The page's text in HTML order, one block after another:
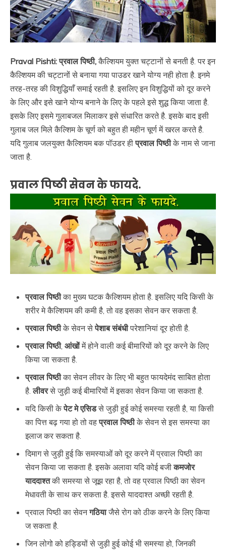
Praval Pishti: प्रवाल पिष्ठी,कैल्शियम युक्त चट्टानों से बनती है. पर इन
कैल्शियम की चट्टानों से बनाया गया पाउडर खाने योग्य नही होता है. इनमे
तरह-तरह की विशुद्धियाँ समाई रहती है. इसलिए इन विशुद्धियों को दूर करने
के लिए और इसे खाने योग्य बनाने के लिए के पहले इसे शुद्ध किया जाता है.
इसके लिए इसमे गुलाबजल मिलाकर इसे संधारित करते है. इसके बाद इसी
गुलाब जल मिले कैल्शिम के चूर्ण को बहुत ही महीन चूर्ण में खरल करते है.
यदि गुलाब जलयुक्त कैल्शियम बक पॉउडर हीप्रवाल पिष्ठीके नाम से जाना
जाता है.
प्रवाल पिष्ठी सेवन के फायदे.
प्रवाल पिष्ठीका मुख्य घटक कैल्शियम होता है. इसलिए यदि किसी के
शरीर मे कैल्शियम की कमी है, तो वह इसका सेवन कर सकता है.
प्रवाल पिष्ठीके सेवन सेपेशाब संबंधीपरेशानियां दूर होती है.
प्रवाल पिष्ठी, आंखोंमें होने वाली कई बीमारियों को दूर करने के लिए
किया जा सकता है.
प्रवाल पिष्ठीका सेवन लीवर के लिए भी बहुत फायदेमंद साबित होता
है.लीवरसे जुड़ी कई बीमारियों में इसका सेवन किया जा सकता है.
यदि किसी केपेट मे एसिडसे जुड़ी हुई कोई समस्या रहती है, या किसी
का पित्त बढ़ गया हो तो वहप्रवाल पिष्ठीके सेवन से इस समस्या का
इलाज कर सकता है.
दिमाग से जुड़ी हुई कि समस्याओं को दूर करने में प्रवाल पिष्ठी का
सेवन किया जा सकता है. इसके अलावा यदि कोई बजीकमजोर
याददाश्तकी समस्या से जूझ रहा है, तो वह प्रवाल पिष्ठी का सेवन
मेधावती के साथ कर सकता है. इससे याददाश्त अच्छी रहती है.
प्रवाल पिष्ठी का सेवनगठियाजैसे रोग को ठीक करने के लिए किया
ज सकता है.
जिन लोगो को हड्डियों से जुड़ी हुई कोई भी समस्या हो, जिनकी